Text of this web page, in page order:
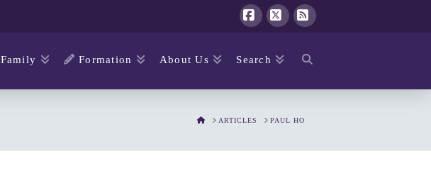
Formation About Us Search
HOMEARTICLES PAUL HO